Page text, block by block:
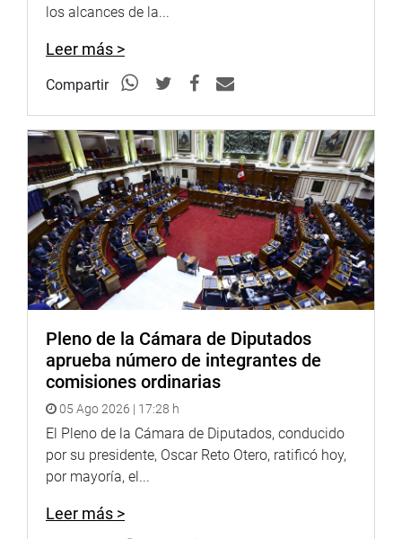
congresista Wilson Soto Palacios se reunió con el
viceministro de Salud y el director ejecutivo de PRONIS
para verificar el avance en la construcción del nuevo
hospital Zacarías Correa Valdivia, en Huancavelica.
La obra presenta un avance físico de 43.33% y ya se
lanzó la convocatoria para su equipamiento. Asimismo,
está programada una supervisión técnica para el 3 de
los alcances de la...
Leer más >
Compartir
Pleno de la Cámara de Diputados
aprueba número de integrantes de
comisiones ordinarias
05 Ago 2026 | 17:28 h
El Pleno de la Cámara de Diputados, conducido
por su presidente, Oscar Reto Otero, ratificó hoy,
por mayoría, el...
Leer más >